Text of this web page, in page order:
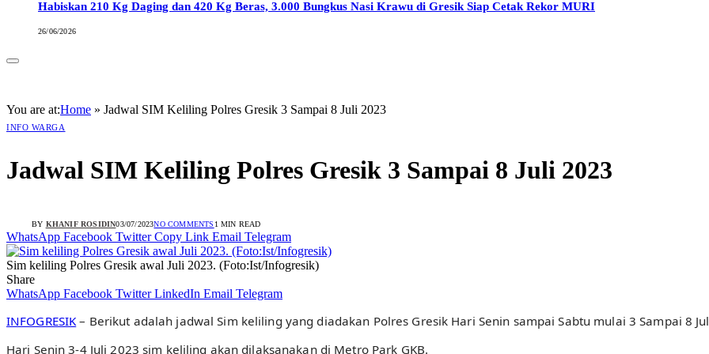
Habiskan 210 Kg Daging dan 420 Kg Beras, 3.000 Bungkus Nasi Krawu di Gresik Siap Cetak Rekor MURI
26/06/2026
You are at:Home » Jadwal SIM Keliling Polres Gresik 3 Sampai 8 Juli 2023
INFO WARGA
Jadwal SIM Keliling Polres Gresik 3 Sampai 8 Juli 2023
BY KHANIF ROSIDIN03/07/2023NO COMMENTS 1 MIN READ
WhatsApp Facebook Twitter Copy Link Email Telegram
Sim keliling Polres Gresik awal Juli 2023. (Foto:Ist/Infogresik)
Share
WhatsApp Facebook Twitter LinkedIn Email Telegram
INFOGRESIK– Berikut adalah jadwal Sim keliling yang diadakan Polres Gresik Hari Senin sampai Sabtu mulai 3 Sampai 8
Hari Senin 3-4 Juli 2023 sim keliling akan dilaksanakan di Metro Park GKB.